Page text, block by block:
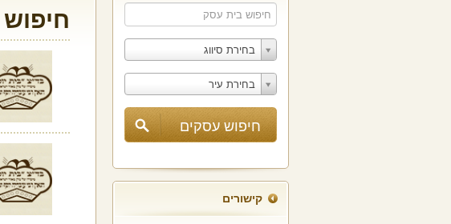
בחירת סיווג
בחירת עיר
קישורים